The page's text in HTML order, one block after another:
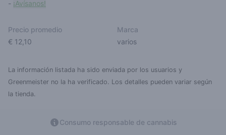
- ¡Avísanos!
Precio promedio
€ 12,10
Marca
varios
La información listada ha sido enviada por los usuarios y
Greenmeister no la ha verificado. Los detalles pueden variar según
la tienda.
Consumo responsable de cannabis